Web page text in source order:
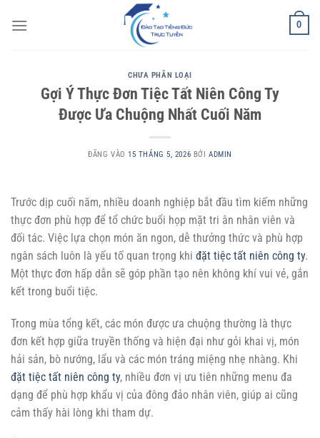
qua
0
CHƯA PHÂN LOẠI
Gợi Ý Thực Đơn Tiệc Tất Niên Công Ty
Được Ưa Chuộng Nhất Cuối Năm
ĐĂNG VÀO15 THÁNG 5, 2026 BỞI ADMIN
Trước dịp cuối năm, nhiều doanh nghiệp bắt đầu tìm kiếm những
thực đơn phù hợp để tổ chức buổi họp mặt tri ân nhân viên và
đối tác. Việc lựa chọn món ăn ngon, dễ thưởng thức và phù hợp
ngân sách luôn là yếu tố quan trọng khi đặt tiệc tất niên công ty.
Một thực đơn hấp dẫn sẽ góp phần tạo nên không khí vui vẻ, gắn
kết trong buổi tiệc.
Trong mùa tổng kết, các món được ưa chuộng thường là thực
đơn kết hợp giữa truyền thống và hiện đại như gỏi khai vị, món
hải sản, bò nướng, lẩu và các món tráng miệng nhẹ nhàng. Khi
đặt tiệc tất niên công ty, nhiều đơn vị ưu tiên những menu đa
dạng để phù hợp khẩu vị của đông đảo nhân viên, giúp ai cũng
cảm thấy hài lòng khi tham dự.